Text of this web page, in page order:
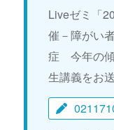
Liveゼミ「
催－障がい
症 今年の傾
生講義をお